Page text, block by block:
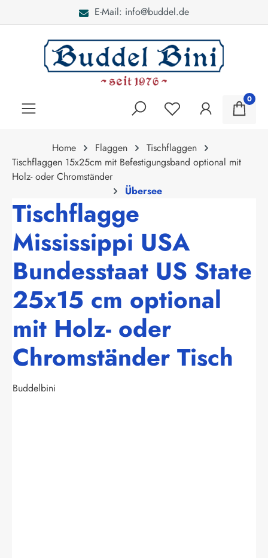
E-Mail: info@buddel.de
0
Home Flaggen
Tischflaggen
Tischflaggen 15x25cm mit Befestigungsband optional mit
Holz- oder Chromständer
Übersee
Tischflagge
Mississippi USA
Bundesstaat US State
25x15 cm optional
mit Holz- oder
Chromständer Tisch
Buddelbini